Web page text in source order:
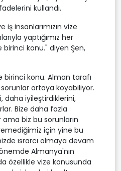
kullandı.
iş insanlarımızın vize
yaptığımız her
konu." diyen Şen,
birinci konu. Alman tarafı
sorunlar ortaya koyabiliyor.
daha iyileştirdiklerini,
Bize daha fazla
biz bu sorunların
için yine bu
ısrarcı olmaya devam
Almanya'nın
özellikle vize konusunda